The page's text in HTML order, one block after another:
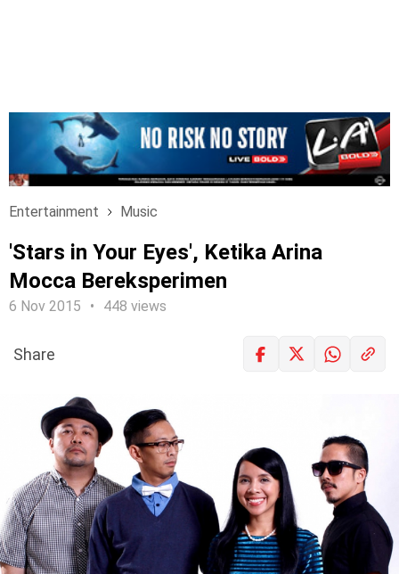
Entertainment Music
'Stars in Your Eyes', Ketika Arina
Mocca Bereksperimen
6 Nov 2015 448 views
LOGIN
Share